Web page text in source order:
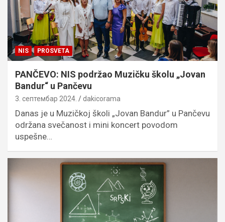
NIS PROSVETA
PANČEVO: NIS podržao Muzičku školu „Jovan
Bandur“ u Pančevu
3. септембар 2024. dakicorama
Danas je u Muzičkoj školi „Jovan Bandur” u Pančevu
održana svečanost i mini koncert povodom
uspešne…